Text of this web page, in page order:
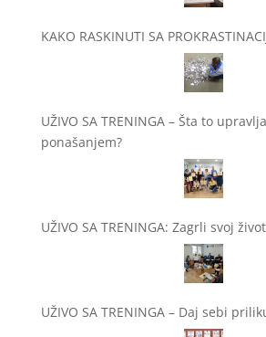
KAKO RASKINUTI SA
UŽIVO SA TRENINGA – Šta to
ponašanjem?
UŽIVO SA TRENINGA: Zagrli svoj
UŽIVO SA TRENINGA – Daj sebi